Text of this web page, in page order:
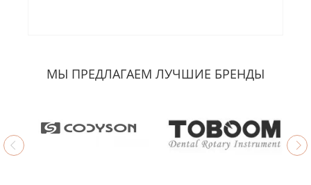
МЫ ПРЕДЛАГАЕМ ЛУЧШИЕ БРЕНДЫ